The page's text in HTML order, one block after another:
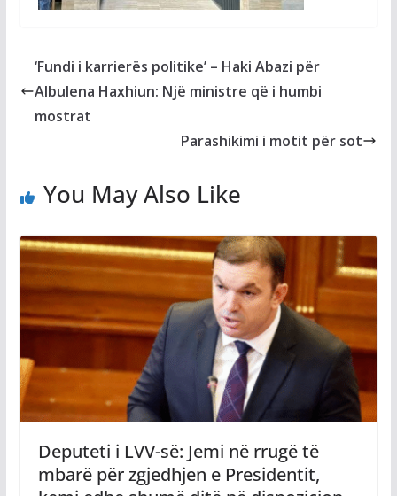
‘Fundi i karrierës politike’ – Haki Abazi për
Albulena Haxhiun: Një ministre që i humbi
mostrat
Parashikimi i motit për sot
You May Also Like
Deputeti i LVV-së: Jemi në rrugë të
mbarë për zgjedhjen e Presidentit,